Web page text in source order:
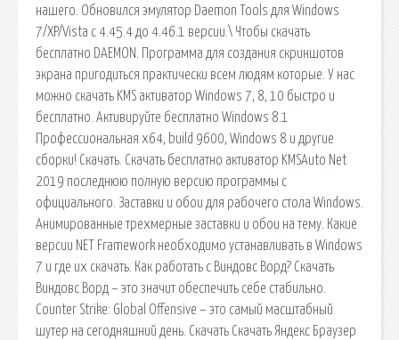
нашего. Обновился эмулятор Daemon Tools для Windows
7/XP/Vista с 4.45.4 до 4.46.1 версии.\ Чтобы скачать
бесплатно DAEMON. Программа для создания скриншотов
экрана пригодиться практически всем людям которые. У нас
можно скачать KMS активатор Windows 7, 8, 10 быстро и
бесплатно. Активируйте бесплатно Windows 8.1
Профессиональная x64, build 9600, Windows 8 и другие
сборки! Скачать. Скачать бесплатно активатор KMSAuto Net
2019 последнюю полную версию программы с
официального. Заставки и обои для рабочего стола Windows.
Анимированные трехмерные заставки и обои на тему. Какие
версии NET Framework необходимо устанавливать в Windows
7 и где их скачать. Как работать с Виндовс Ворд? Скачать
Виндовс Ворд – это значит обеспечить себе стабильно.
Counter Strike: Global Offensive – это самый масштабный
шутер на сегодняшний день. Скачать Скачать Яндекс Браузер